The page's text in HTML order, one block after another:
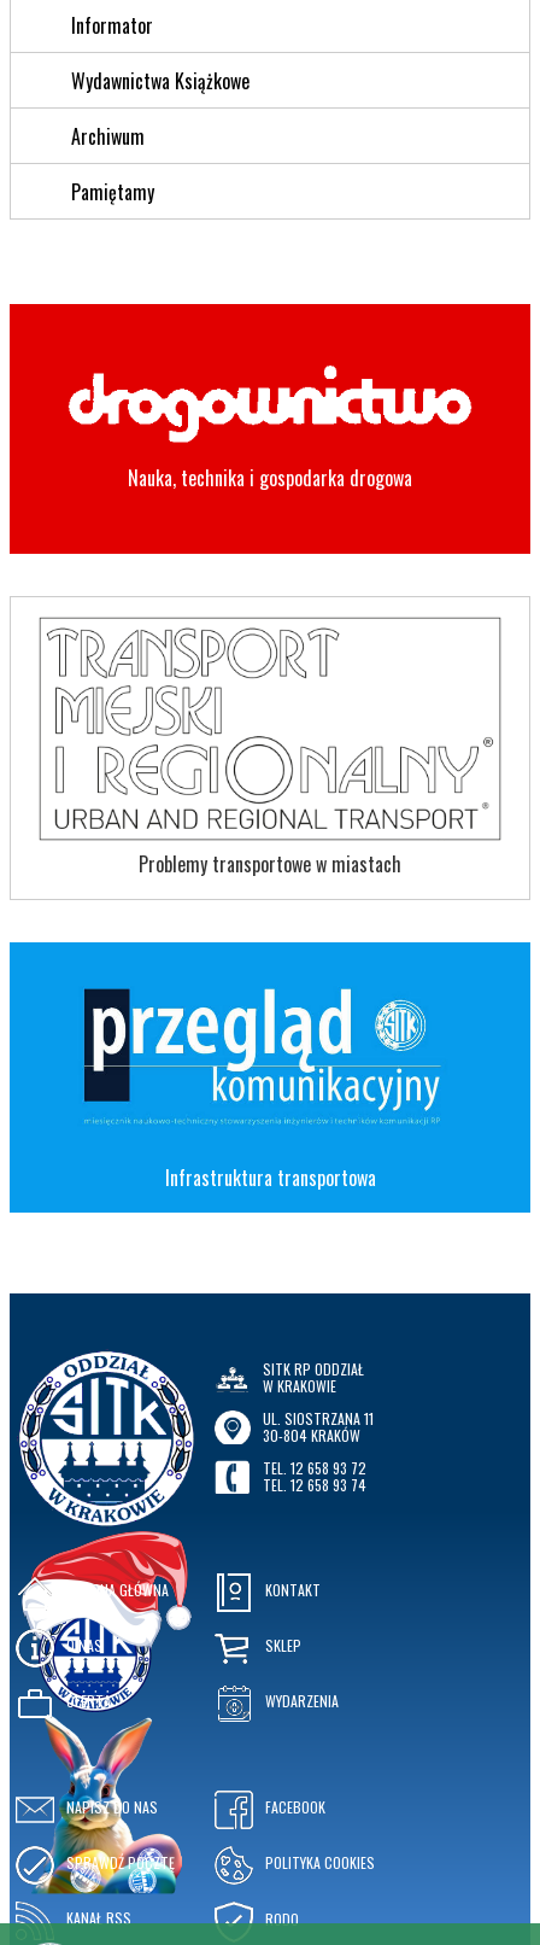
Informator
Wydawnictwa Książkowe
Archiwum
Pamiętamy
Nauka, technika i gospodarka drogowa
Problemy transportowe w miastach
Infrastruktura transportowa
SITK RP ODDZIAŁ
W KRAKOWIE
UL. SIOSTRZANA 11
30-804 KRAKÓW
TEL. 12 658 93 72
TEL. 12 658 93 74
STRONA GŁÓWNA
O NAS
OFERTA
KONTAKT
SKLEP
WYDARZENIA
NAPISZ DO NAS
SPRAWDŹ POCZTĘ
KANAŁ RSS
FACEBOOK
POLITYKA COOKIES
RODO